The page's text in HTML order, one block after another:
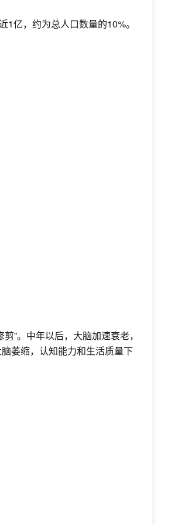
亿，约为总人口数量的10%。
”。中年以后，大脑加速衰老，
萎缩，认知能力和生活质量下